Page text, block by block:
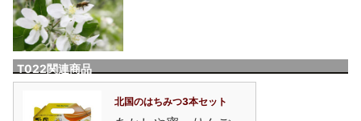
T022関連商品
北国のはちみつ3本セット